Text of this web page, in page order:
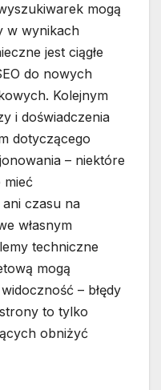
mogą
w wynikach
jest ciągłe
do nowych
Kolejnym
i doświadczenia
dotyczącego
– niektóre
mieć
czasu na
własnym
techniczne
mogą
– błędy
to tylko
obniżyć